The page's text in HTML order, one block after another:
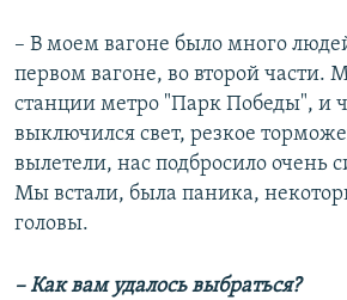
– В моем вагоне было много
первом вагоне, во второй части.
станции метро "Парк Победы", и
выключился свет, резкое
вылетели, нас подбросило очень
Мы встали, была паника,
головы.
– Как вам удалось выбраться?